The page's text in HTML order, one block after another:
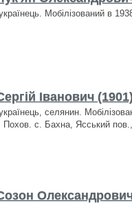
Мобілізований в
Іванович
селянин.
Похов. с. Бахна, Ясський